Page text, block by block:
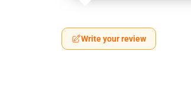
Write your review